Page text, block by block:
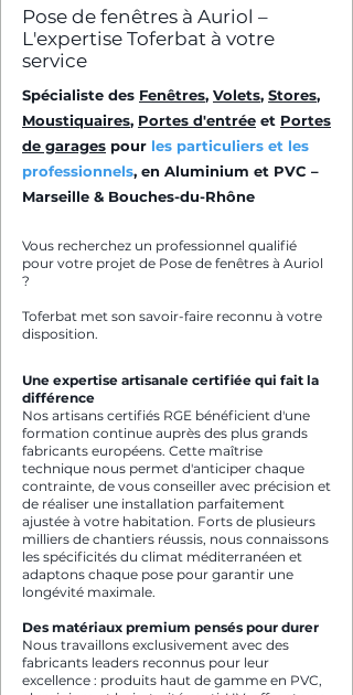
Pose de fenêtres à Auriol –
L'expertise Toferbat à votre
service
Spécialiste des Fenêtres, Volets, Stores,
Moustiquaires, Portes d'entrée et Portes
de garages pour les particuliers et les
professionnels, en Aluminium et PVC –
Marseille & Bouches-du-Rhône
Vous recherchez un professionnel qualifié
pour votre projet de Pose de fenêtres à Auriol
?
Toferbat met son savoir-faire reconnu à votre
disposition.
Une expertise artisanale certifiée qui fait la
différence
Nos artisans certifiés RGE bénéficient d'une
formation continue auprès des plus grands
fabricants européens. Cette maîtrise
technique nous permet d'anticiper chaque
contrainte, de vous conseiller avec précision et
de réaliser une installation parfaitement
ajustée à votre habitation. Forts de plusieurs
milliers de chantiers réussis, nous connaissons
les spécificités du climat méditerranéen et
adaptons chaque pose pour garantir une
longévité maximale.
Des matériaux premium pensés pour durer
Nous travaillons exclusivement avec des
fabricants leaders reconnus pour leur
excellence : produits haut de gamme en PVC,